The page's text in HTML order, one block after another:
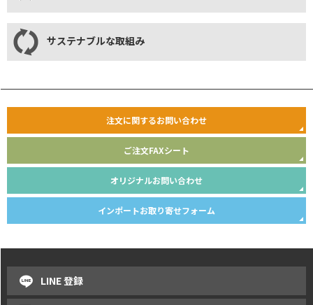
サステナブルな取組み
注文に関するお問い合わせ
ご注文FAXシート
オリジナルお問い合わせ
インポートお取り寄せフォーム
LINE 登録